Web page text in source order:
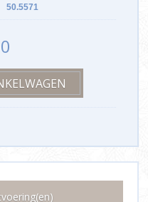
50.5571